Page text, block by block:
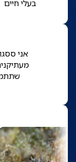
בעלי חיים
אני